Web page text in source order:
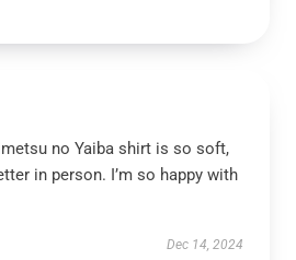
no Yaiba shirt is so soft,
in person. I’m so happy with
Dec 14, 2024